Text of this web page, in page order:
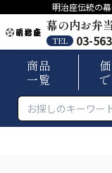
明治座伝統の
幕の内お弁
TEL
03-
商品
一覧